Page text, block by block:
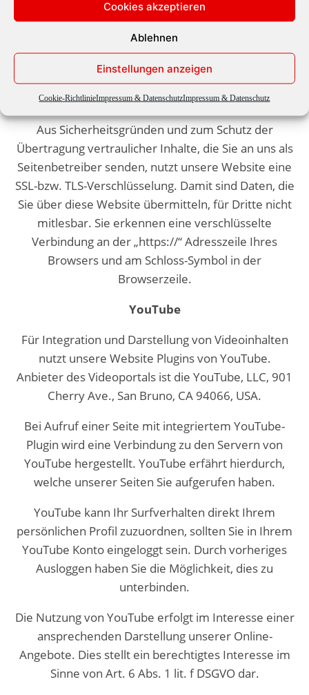
Cookies akzeptieren
Ablehnen
Einstellungen anzeigen
Cookie-RichtlinieImpressum & DatenschutzImpressum & Datenschutz
Diesbezüglich und auch zu weiteren Fragen zum
Thema personenbezogene Daten können Sie sich
jederzeit über die im Impressum aufgeführten
Kontaktmöglichkeiten an uns wenden.
SSL- bzw. TLS-Verschlüsselung
Aus Sicherheitsgründen und zum Schutz der
Übertragung vertraulicher Inhalte, die Sie an uns als
Seitenbetreiber senden, nutzt unsere Website eine
SSL-bzw. TLS-Verschlüsselung. Damit sind Daten, die
Sie über diese Website übermitteln, für Dritte nicht
mitlesbar. Sie erkennen eine verschlüsselte
Verbindung an der „https://“ Adresszeile Ihres
Browsers und am Schloss-Symbol in der
Browserzeile.
YouTube
Für Integration und Darstellung von Videoinhalten
nutzt unsere Website Plugins von YouTube.
Anbieter des Videoportals ist die YouTube, LLC, 901
Cherry Ave., San Bruno, CA 94066, USA.
Bei Aufruf einer Seite mit integriertem YouTube-
Plugin wird eine Verbindung zu den Servern von
YouTube hergestellt. YouTube erfährt hierdurch,
welche unserer Seiten Sie aufgerufen haben.
YouTube kann Ihr Surfverhalten direkt Ihrem
persönlichen Profil zuzuordnen, sollten Sie in Ihrem
YouTube Konto eingeloggt sein. Durch vorheriges
Ausloggen haben Sie die Möglichkeit, dies zu
unterbinden.
Die Nutzung von YouTube erfolgt im Interesse einer
ansprechenden Darstellung unserer Online-
Angebote. Dies stellt ein berechtigtes Interesse im
Sinne von Art. 6 Abs. 1 lit. f DSGVO dar.